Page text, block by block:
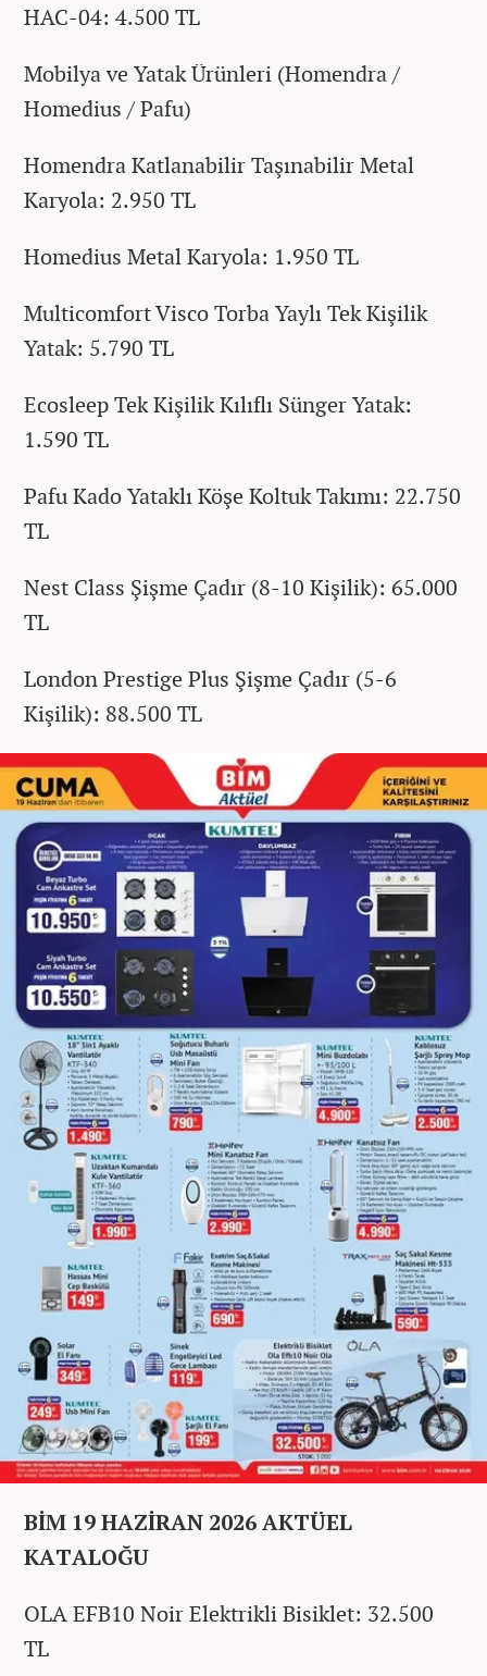
HAC-04: 4.500 TL
Mobilya ve Yatak Ürünleri (Homendra /
Homedius / Pafu)
Homendra Katlanabilir Taşınabilir Metal
Karyola: 2.950 TL
Homedius Metal Karyola: 1.950 TL
Multicomfort Visco Torba Yaylı Tek Kişilik
Yatak: 5.790 TL
Ecosleep Tek Kişilik Kılıflı Sünger Yatak:
1.590 TL
Pafu Kado Yataklı Köşe Koltuk Takımı: 22.750
TL
Nest Class Şişme Çadır (8-10 Kişilik): 65.000
TL
London Prestige Plus Şişme Çadır (5-6
Kişilik): 88.500 TL
BİM 19 HAZİRAN 2026 AKTÜEL
KATALOĞU
OLA EFB10 Noir Elektrikli Bisiklet: 32.500
TL